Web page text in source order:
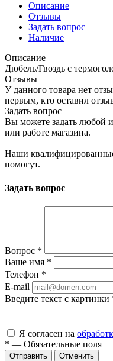
Описание
Отзывы
Задать вопрос
Наличие
Описание
Дюбель/Гвоздь с
Отзывы
У данного товара нет
первым, кто оставил
Задать вопрос
Вы можете задать любой
или работе магазина.
Наши
помогут.
Задать вопрос
Вопрос *
Ваше имя *
Телефон *
E-mail
Введите текст с картинки
Я согласен на
* — Обязательные поля
Отменить